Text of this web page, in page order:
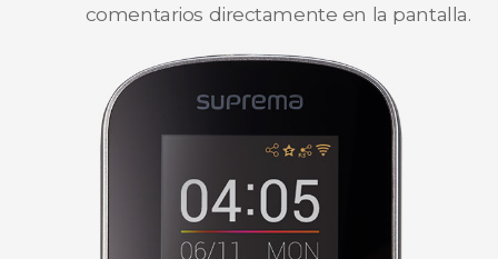
comentarios directamente en la pantalla.